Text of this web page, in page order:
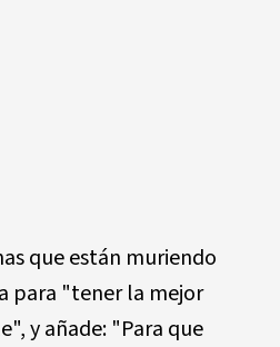
que están muriendo
para "tener la mejor
y añade: "Para que